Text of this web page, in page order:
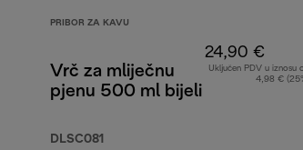
PRIBOR ZA KAVU
Vrč za mliječnu
pjenu 500 ml bijeli
DLSC081
24,90 €
Uključen PDV u iznosu
4,98 €